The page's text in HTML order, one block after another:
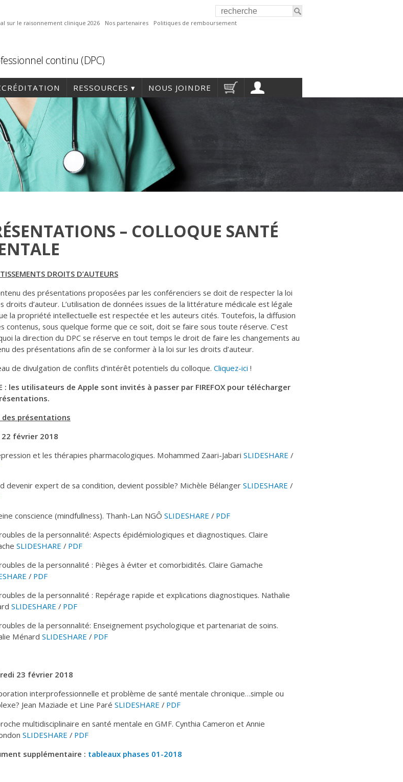
sur le raisonnement clinique 2026 Nos partenaires Politiques de remboursement
continu (DPC)
RESSOURCES NOUS JOINDRE
– COLLOQUE SANTÉ
DROITS D’AUTEURS
des présentations proposées par les conférenciers se doit de respecter la loi
droits d’auteur. L’utilisation de données issues de la littérature médicale est légale
la propriété intellectuelle est respectée et les auteurs cités. Toutefois, la diffusion
contenus, sous quelque forme que ce soit, doit se faire sous toute réserve. C’est
la direction du DPC se réserve en tout temps le droit de faire les changements au
des présentations afin de se conformer à la loi sur les droits d’auteur.
de divulgation de conflits d’intérêt potentiels du colloque. Cliquez-ici !
: les utilisateurs de Apple sont invités à passer par FIREFOX pour télécharger
des présentations
22 février 2018
et les thérapies pharmacologiques. Mohammed Zaari-Jabari SLIDESHARE /
devenir expert de sa condition, devient possible? Michèle BélangerSLIDESHARE /
conscience (mindfullness). Thanh-Lan NGÔ SLIDESHARE / PDF
de la personnalité: Aspects épidémiologiques et diagnostiques. Claire
SLIDESHARE / PDF
de la personnalité : Pièges à éviter et comorbidités. Claire Gamache
/ PDF
de la personnalité : Repérage rapide et explications diagnostiques. Nathalie
SLIDESHARE / PDF
de la personnalité: Enseignement psychologique et partenariat de soins.
Ménard SLIDESHARE / PDF
23 février 2018
interprofessionnelle et problème de santé mentale chronique…simple ou
Jean Maziade et Line Paré SLIDESHARE / PDF
multidisciplinaire en santé mentale en GMF. Cynthia Cameron et Annie
SLIDESHARE / PDF
supplémentaire : tableaux phases 01-2018